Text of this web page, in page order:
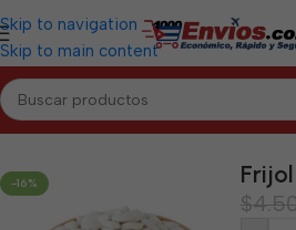
Skip to navigation
Skip to main content
Inicio/CIEGO DE ÁVILA/Granos Ciego
-16%
$